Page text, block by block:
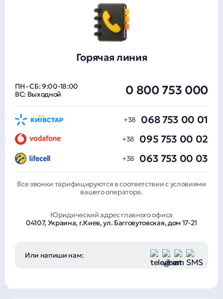
Горячая линия
ПН - СБ: 9:00-18:00
ВС: Выходной
0 800 753 000
068 753 00 01
095 753 00 02
063 753 00 03
Все звонки тарифицируются в соответствии с условиями
вашего оператора.
Юридический адрес главного офиса
04107, Украина, г.Киев, ул. Багговутовская, дом 17-21
Или напиши нам: